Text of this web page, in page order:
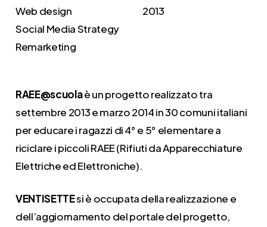
Web design
Social Media Strategy
Remarketing
2013
RAEE@scuolaè un progetto realizzato tra
settembre 2013 e marzo 2014 in 30 comuni italiani
per educare i ragazzi di 4° e 5° elementare a
riciclare i piccoli RAEE (Rifiuti da Apparecchiature
Elettriche ed Elettroniche).
VENTISETTEsi è occupata della realizzazione e
dell’aggiornamento del portale del progetto,